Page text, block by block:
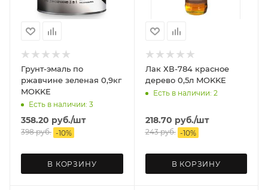
Грунт-эмаль по
ржавчине зеленая 0,9кг
MOKKE
Есть в наличии: 3
358.20 руб./шт
398руб. -10%
В КОРЗИНУ
Лак ХВ-784 красное
дерево 0,5л MOKKE
Есть в наличии: 2
218.70 руб./шт
243руб. -10%
В КОРЗИНУ